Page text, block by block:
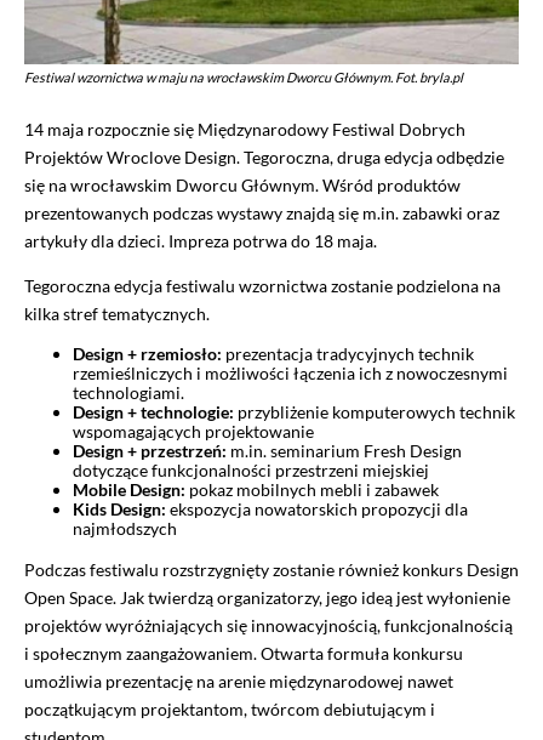
Festiwal wzornictwa w maju na wrocławskim Dworcu Głównym. Fot. bryla.pl
14 maja rozpocznie się Międzynarodowy Festiwal Dobrych
Projektów Wroclove Design. Tegoroczna, druga edycja odbędzie
się na wrocławskim Dworcu Głównym. Wśród produktów
prezentowanych podczas wystawy znajdą się m.in. zabawki oraz
artykuły dla dzieci. Impreza potrwa do 18 maja.
Tegoroczna edycja festiwalu wzornictwa zostanie podzielona na
kilka stref tematycznych.
Design + rzemiosło: prezentacja tradycyjnych technik
rzemieślniczych i możliwości łączenia ich z nowoczesnymi
technologiami.
Design + technologie: przybliżenie komputerowych technik
wspomagających projektowanie
Design + przestrzeń: m.in. seminarium Fresh Design
dotyczące funkcjonalności przestrzeni miejskiej
Mobile Design: pokaz mobilnych mebli i zabawek
Kids Design: ekspozycja nowatorskich propozycji dla
najmłodszych
Podczas festiwalu rozstrzygnięty zostanie również konkurs Design
Open Space. Jak twierdzą organizatorzy, jego ideą jest wyłonienie
projektów wyróżniających się innowacyjnością, funkcjonalnością
i społecznym zaangażowaniem. Otwarta formuła konkursu
umożliwia prezentację na arenie międzynarodowej nawet
początkującym projektantom, twórcom debiutującym i